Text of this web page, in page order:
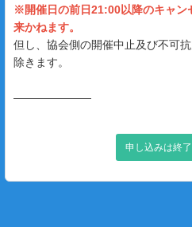
※開催日の前日21:00以降のキャン
来かねます。
但し、協会側の開催中止及び不可
除きます。
―――――――
申し込みは終